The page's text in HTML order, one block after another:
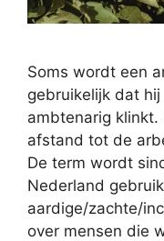
Soms wordt een
gebruikelijk dat
ambtenarig klinkt.
afstand tot de
De term wordt
Nederland
aardige/zachte/
over mensen die